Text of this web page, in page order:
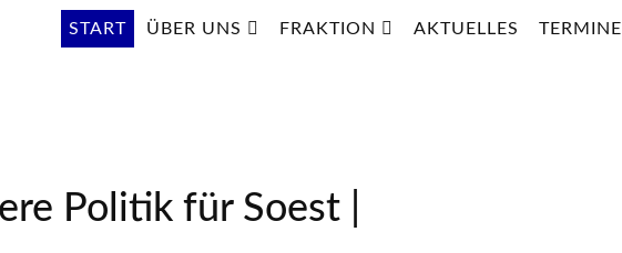
START ÜBER UNS FRAKTION AKTUELLES TERMINE
Politik für Soest |